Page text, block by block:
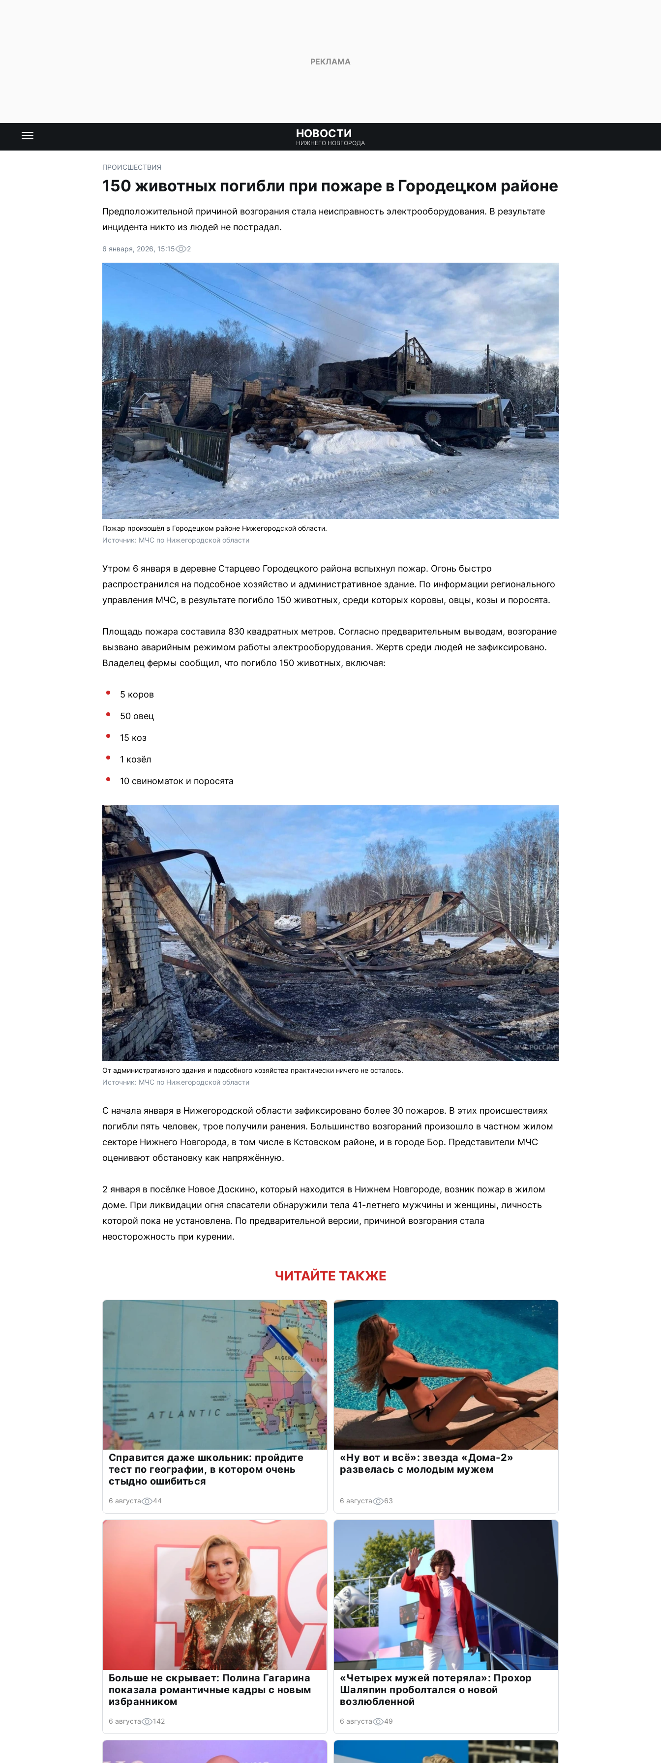
НОВОСТИ
НИЖНЕГО НОВГОРОДА
ПРОИСШЕСТВИЯ
150 животных погибли при пожаре в Городецком районе
Предположительной причиной возгорания стала неисправность электрооборудования. В результате
инцидента никто из людей не пострадал.
6 января, 2026, 15:15 2
Пожар произошёл в Городецком районе Нижегородской области.
Источник: МЧС по Нижегородской области
Утром 6 января в деревне Старцево Городецкого района вспыхнул пожар. Огонь быстро
распространился на подсобное хозяйство и административное здание. По информации регионального
управления МЧС, в результате погибло 150 животных, среди которых коровы, овцы, козы и поросята.
Площадь пожара составила 830 квадратных метров. Согласно предварительным выводам, возгорание
вызвано аварийным режимом работы электрооборудования. Жертв среди людей не зафиксировано.
Владелец фермы сообщил, что погибло 150 животных, включая:
5 коров
50 овец
15 коз
1 козёл
10 свиноматок и поросята
От административного здания и подсобного хозяйства практически ничего не осталось.
Источник: МЧС по Нижегородской области
С начала января в Нижегородской области зафиксировано более 30 пожаров. В этих происшествиях
погибли пять человек, трое получили ранения. Большинство возгораний произошло в частном жилом
секторе Нижнего Новгорода, в том числе в Кстовском районе, и в городе Бор. Представители МЧС
оценивают обстановку как напряжённую.
2 января в посёлке Новое Доскино, который находится в Нижнем Новгороде, возник пожар в жилом
доме. При ликвидации огня спасатели обнаружили тела 41-летнего мужчины и женщины, личность
которой пока не установлена. По предварительной версии, причиной возгорания стала
неосторожность при курении.
ЧИТАЙТЕ ТАКЖЕ
Справится даже школьник: пройдите
тест по географии, в котором очень
стыдно ошибиться
6 августа 44
«Ну вот и всё»: звезда «Дома-2»
развелась с молодым мужем
6 августа 63
Больше не скрывает: Полина Гагарина
показала романтичные кадры с новым
избранником
6 августа 142
«Четырех мужей потеряла»: Прохор
Шаляпин проболтался о новой
возлюбленной
6 августа 49